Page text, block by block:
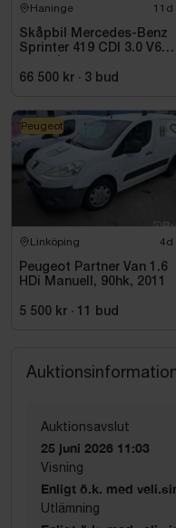
Haninge 11d
Skåpbil Mercedes-Benz
Sprinter 419 CDI 3.0 V6
66 500 kr · 3 bud
Linköping 4d
Peugeot Partner Van 1.6
HDi Manuell, 90hk, 2011
5 500 kr · 11 bud
Peugeot
Auktionsavslut
25 juni 2026 11:03
Visning
Enligt ö.k. med
Utlämning